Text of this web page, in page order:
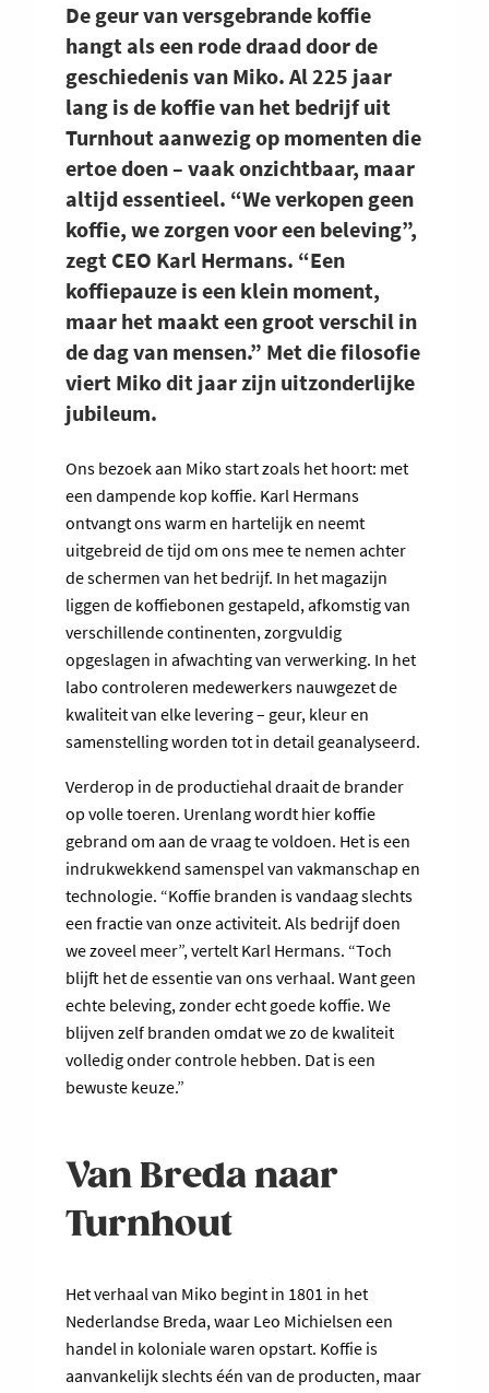
De geur van versgebrande koffie
hangt als een rode draad door de
geschiedenis van Miko. Al 225 jaar
lang is de koffie van het bedrijf uit
Turnhout aanwezig op momenten die
ertoe doen – vaak onzichtbaar, maar
altijd essentieel. “We verkopen geen
koffie, we zorgen voor een beleving”,
zegt CEO Karl Hermans. “Een
koffiepauze is een klein moment,
maar het maakt een groot verschil in
de dag van mensen.” Met die filosofie
viert Miko dit jaar zijn uitzonderlijke
jubileum.
Ons bezoek aan Miko start zoals het hoort: met
een dampende kop koffie. Karl Hermans
ontvangt ons warm en hartelijk en neemt
uitgebreid de tijd om ons mee te nemen achter
de schermen van het bedrijf. In het magazijn
liggen de koffiebonen gestapeld, afkomstig van
verschillende continenten, zorgvuldig
opgeslagen in afwachting van verwerking. In het
labo controleren medewerkers nauwgezet de
kwaliteit van elke levering – geur, kleur en
samenstelling worden tot in detail geanalyseerd.
Verderop in de productiehal draait de brander
op volle toeren. Urenlang wordt hier koffie
gebrand om aan de vraag te voldoen. Het is een
indrukwekkend samenspel van vakmanschap en
technologie. “Koffie branden is vandaag slechts
een fractie van onze activiteit. Als bedrijf doen
we zoveel meer”, vertelt Karl Hermans. “Toch
blijft het de essentie van ons verhaal. Want geen
echte beleving, zonder echt goede koffie. We
blijven zelf branden omdat we zo de kwaliteit
volledig onder controle hebben. Dat is een
bewuste keuze.”
Van Breda naar
Turnhout
Het verhaal van Miko begint in 1801 in het
Nederlandse Breda, waar Leo Michielsen een
handel in koloniale waren opstart. Koffie is
aanvankelijk slechts één van de producten, maar